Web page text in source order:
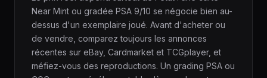
Near Mint ou gradée PSA 9/10 se négocie bien au-
dessus d'un exemplaire joué. Avant d'acheter ou
de vendre, comparez toujours les annonces
récentes sur eBay, Cardmarket et TCGplayer, et
méfiez-vous des reproductions. Un grading PSA ou